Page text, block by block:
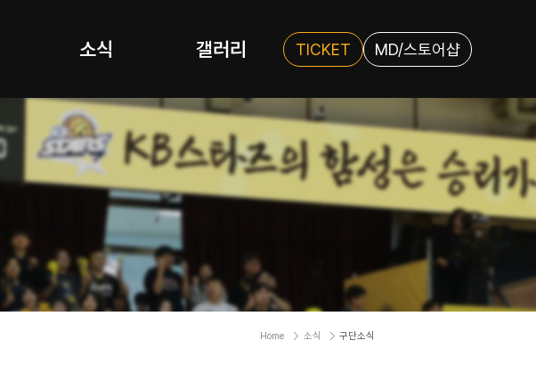
소식 갤러리 TICKET MD/스토어샵
Home 소식 구단소식